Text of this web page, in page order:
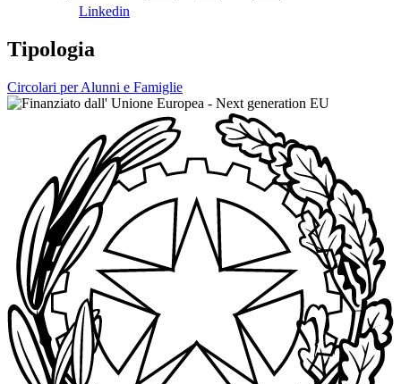
Linkedin
Tipologia
Circolari per Alunni e Famiglie